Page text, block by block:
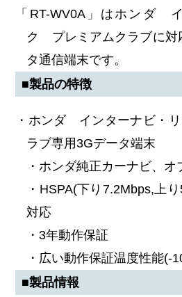
「RT-WV0A」はホンダ
ク プレミアムクラブに対
タ通信端末です。
■製品の特徴
・ホンダ インターナビ・
ラブ専用3Gデータ端末
・ホンダ純正カーナビ、
・HSPA(下り7.2Mbps,上
対応
・3年動作保証
・広い動作保証温度性能
■製品情報